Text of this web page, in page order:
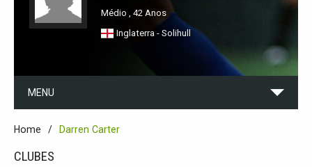
Médio , 42 Anos
Inglaterra - Solihull
MENU
Home Darren Carter
CLUBES